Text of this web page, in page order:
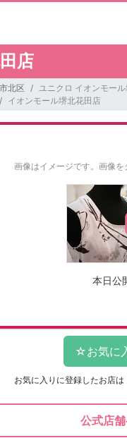
店
北区
ユニクロ イオンモー
イオンモール堺北花田店
画像はイメージです。 画像を
本日公
お気に入りに登録したお店は
公式店